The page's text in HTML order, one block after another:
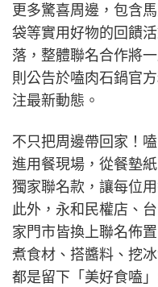
更多驚喜周邊，包含
袋等實用好物的回饋
落，整體聯名合作將
則公告於嗑肉石鍋官
注最新動態。
不只把周邊帶回家！
進用餐現場，從餐墊
獨家聯名款，讓每位
此外，永和民權店、
家門市皆換上聯名佈
煮食材、搭醬料、挖
都是留下「美好食嗑